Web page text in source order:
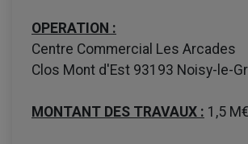
OPERATION :
Centre Commercial Les Arcades
Clos Mont d'Est 93193 Noisy-le-
MONTANT DES TRAVAUX : 1,5 M€